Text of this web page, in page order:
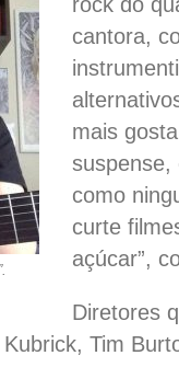
cantora,
mais
suspense,
como
curte
açúcar”,
Diretores
Tim